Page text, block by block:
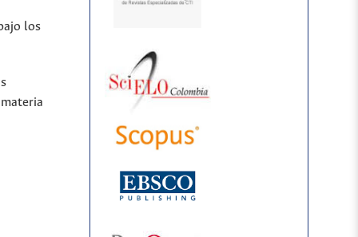
los